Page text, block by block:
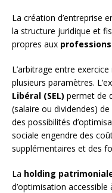
La création d’entreprise
la structure juridique et
propres aux
L’arbitrage entre
plusieurs paramètres.
Libéral (SEL) permet de
(salaire ou dividendes)
des possibilités
sociale engendre des
supplémentaires et des
La holding
d’optimisation